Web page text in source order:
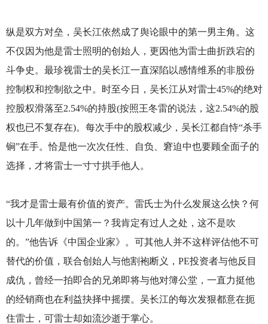
纵是双方对垒，吴长江依然成了舆论眼中的第一男主角。这
不仅因为他是雷士照明的创始人，更因他为雷士曲折跌宕的
斗争史。最珍视雷士的吴长江一直深陷以感情维系的非股份
控制权和控制欲之中。时至今日，吴长江从对雷士45%的绝对
控股权滑落至2.54%的持股(按照王冬雷的说法，这2.54%的股
权也已不复存在)。每次手中的股权减少，吴长江都自恃“杀手
锏”在手。恰是他一次次任性、自负、窘迫中也要顾全面子的
选择，才将雷士一寸寸拱手他人。
“我才是雷士最有价值的资产。雷氏士为什么发展这么快？何
以十几年做到中国第一？我肯定有过人之处，这不是吹
的。”他告诉《中国企业家》。可其他人并不这样评估他不可
替代的价值，联合创始人与他割袍断义，PE投资者与他反目
成仇，曾经一拍即合的兄弟即将与他对簿公堂，一直力挺他
的经销商也在利益抉择中摇摆。吴长江的每次发狠都意在扼
住雷士，可雷士却如流沙逝于掌心。